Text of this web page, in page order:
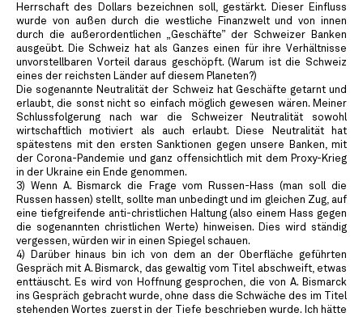
Herrschaft des Dollars bezeichnen soll, gestärkt. Dieser Einfluss
wurde von außen durch die westliche Finanzwelt und von innen
durch die außerordentlichen „Geschäfte” der Schweizer Banken
ausgeübt. Die Schweiz hat als Ganzes einen für ihre Verhältnisse
unvorstellbaren Vorteil daraus geschöpft. (Warum ist die Schweiz
eines der reichsten Länder auf diesem Planeten?)
Die sogenannte Neutralität der Schweiz hat Geschäfte getarnt und
erlaubt, die sonst nicht so einfach möglich gewesen wären. Meiner
Schlussfolgerung nach war die Schweizer Neutralität sowohl
wirtschaftlich motiviert als auch erlaubt. Diese Neutralität hat
spätestens mit den ersten Sanktionen gegen unsere Banken, mit
der Corona-Pandemie und ganz offensichtlich mit dem Proxy-Krieg
in der Ukraine ein Ende genommen.
3) Wenn A. Bismarck die Frage vom Russen-Hass (man soll die
Russen hassen) stellt, sollte man unbedingt und im gleichen Zug, auf
eine tiefgreifende anti-christlichen Haltung (also einem Hass gegen
die sogenannten christlichen Werte) hinweisen. Dies wird ständig
vergessen, würden wir in einen Spiegel schauen.
4) Darüber hinaus bin ich von dem an der Oberfläche geführten
Gespräch mit A. Bismarck, das gewaltig vom Titel abschweift, etwas
enttäuscht. Es wird von Hoffnung gesprochen, die von A. Bismarck
ins Gespräch gebracht wurde, ohne dass die Schwäche des im Titel
stehenden Wortes zuerst in der Tiefe beschrieben wurde. Ich hätte